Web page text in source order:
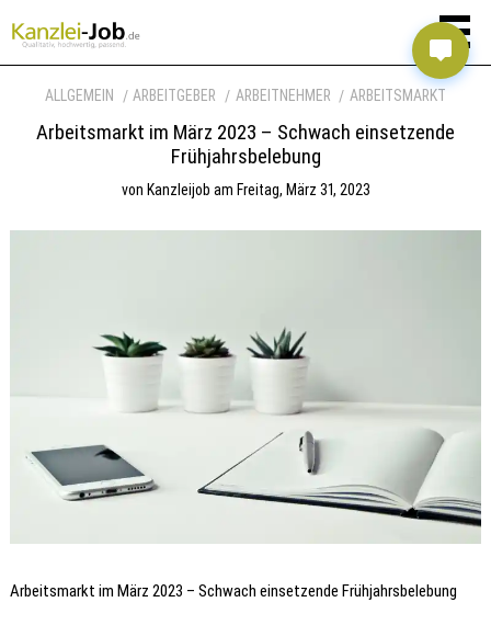
ALLGEMEIN ARBEITGEBER ARBEITNEHMER ARBEITSMARKT
Arbeitsmarkt im März 2023 – Schwach einsetzende
Frühjahrsbelebung
von Kanzleijob am Freitag, März 31, 2023
Arbeitsmarkt im März 2023 – Schwach einsetzende Frühjahrsbelebung